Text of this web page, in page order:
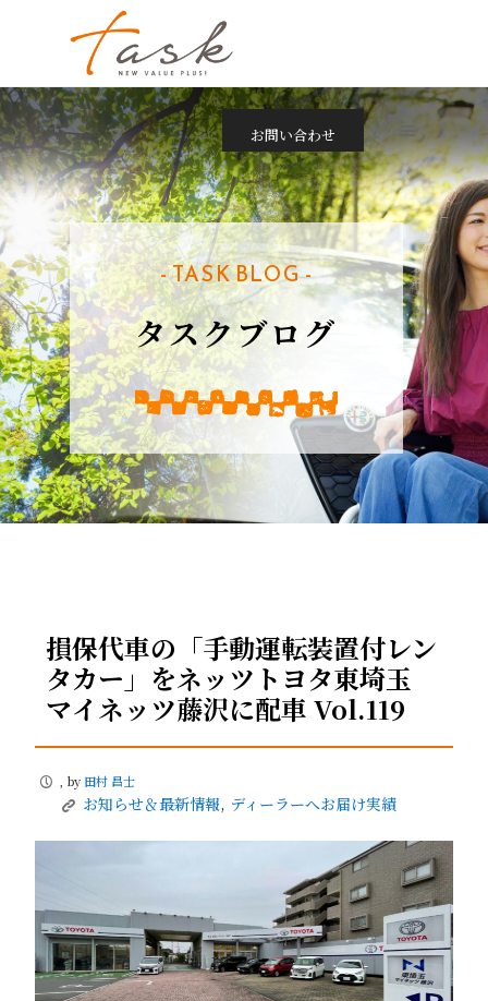
お問い合わせ
- TASK BLOG -
タスクブログ
損保代車の「手動運転装置付レン
タカー」をネッツトヨタ東埼玉
マイネッツ藤沢に配車 Vol.119
P , by 田村 昌士
K お知らせ＆最新情報, ディーラーへお届け実績